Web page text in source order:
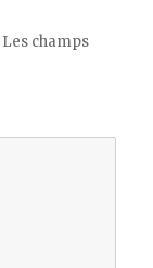
Les champs